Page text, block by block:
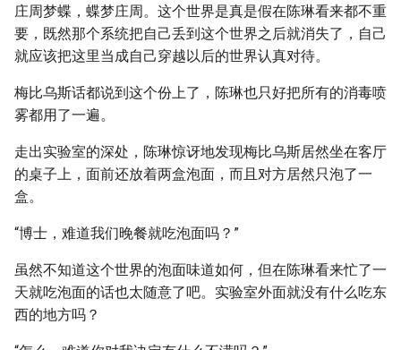
庄周梦蝶，蝶梦庄周。这个世界是真是假在陈琳看来都不重
要，既然那个系统把自己丢到这个世界之后就消失了，自己
就应该把这里当成自己穿越以后的世界认真对待。
梅比乌斯话都说到这个份上了，陈琳也只好把所有的消毒喷
雾都用了一遍。
走出实验室的深处，陈琳惊讶地发现梅比乌斯居然坐在客厅
的桌子上，面前还放着两盒泡面，而且对方居然只泡了一
盒。
“博士，难道我们晚餐就吃泡面吗？”
虽然不知道这个世界的泡面味道如何，但在陈琳看来忙了一
天就吃泡面的话也太随意了吧。实验室外面就没有什么吃东
西的地方吗？